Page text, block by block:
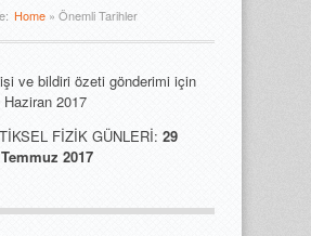
Home » Önemli Tarihler
ve bildiri özeti gönderimi için
2017
FİZİK GÜNLERİ: 29
2017